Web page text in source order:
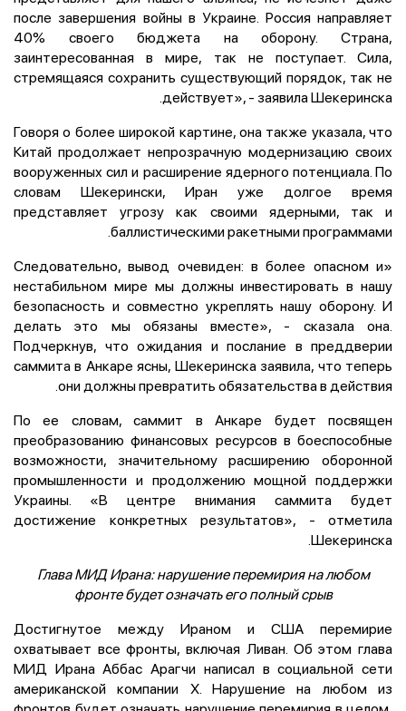
после завершения войны в Украине. Россия направляет
40% своего бюджета на оборону. Страна,
заинтересованная в мире, так не поступает. Сила,
стремящаяся сохранить существующий порядок, так не
действует», - заявила Шекеринска.
Говоря о более широкой картине, она также указала, что
Китай продолжает непрозрачную модернизацию своих
вооруженных сил и расширение ядерного потенциала. По
словам Шекерински, Иран уже долгое время
представляет угрозу как своими ядерными, так и
баллистическими ракетными программами.
«Следовательно, вывод очевиден: в более опасном и
нестабильном мире мы должны инвестировать в нашу
безопасность и совместно укреплять нашу оборону. И
делать это мы обязаны вместе», - сказала она.
Подчеркнув, что ожидания и послание в преддверии
саммита в Анкаре ясны, Шекеринска заявила, что теперь
они должны превратить обязательства в действия.
По ее словам, саммит в Анкаре будет посвящен
преобразованию финансовых ресурсов в боеспособные
возможности, значительному расширению оборонной
промышленности и продолжению мощной поддержки
Украины. «В центре внимания саммита будет
достижение конкретных результатов», - отметила
Шекеринска.
Глава МИД Ирана: нарушение перемирия на любом
фронте будет означать его полный срыв
Достигнутое между Ираном и США перемирие
охватывает все фронты, включая Ливан. Об этом глава
МИД Ирана Аббас Арагчи написал в социальной сети
американской компании Х. Нарушение на любом из